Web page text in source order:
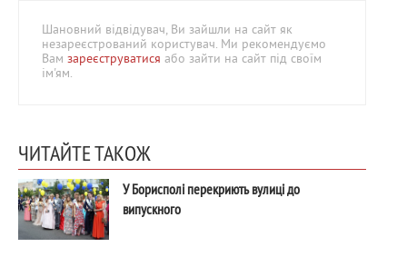
Шановний відвідувач, Ви зайшли на сайт як
незареєстрований користувач. Ми рекомендуємо
Вам зареєструватися або зайти на сайт під своїм
ім'ям.
ЧИТАЙТЕ ТАКОЖ
У Борисполі перекриють вулиці до
випускного